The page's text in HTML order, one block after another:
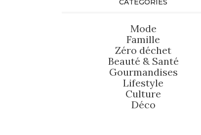
CATEGORIES
Mode
Famille
Zéro déchet
Beauté & Santé
Gourmandises
Lifestyle
Culture
Déco